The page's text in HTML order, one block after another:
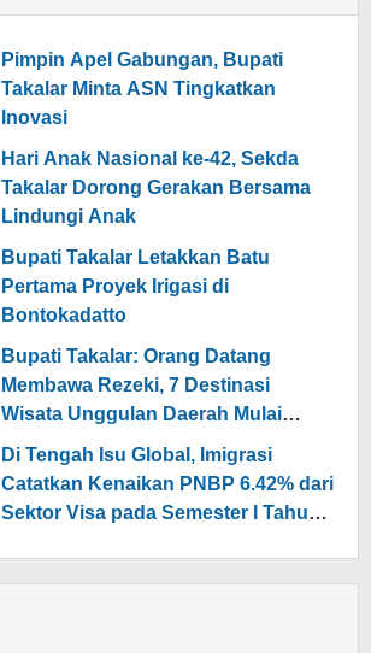
Pimpin Apel Gabungan, Bupati
Takalar Minta ASN Tingkatkan
Inovasi
Hari Anak Nasional ke-42, Sekda
Takalar Dorong Gerakan Bersama
Lindungi Anak
Bupati Takalar Letakkan Batu
Pertama Proyek Irigasi di
Bontokadatto
Bupati Takalar: Orang Datang
Membawa Rezeki, 7 Destinasi
Wisata Unggulan Daerah Mulai
Dikembangkan
Di Tengah Isu Global, Imigrasi
Catatkan Kenaikan PNBP 6.42% dari
Sektor Visa pada Semester I Tahun